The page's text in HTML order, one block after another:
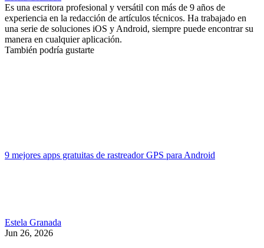
Es una escritora profesional y versátil con más de 9 años de
experiencia en la redacción de artículos técnicos. Ha trabajado en
una serie de soluciones iOS y Android, siempre puede encontrar su
manera en cualquier aplicación.
También podría gustarte
9 mejores apps gratuitas de rastreador GPS para Android
Estela Granada
Jun 26, 2026